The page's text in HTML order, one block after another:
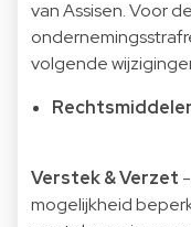
van Assisen. Voor
volgende
Verstek & Verzet
mogelijkheid